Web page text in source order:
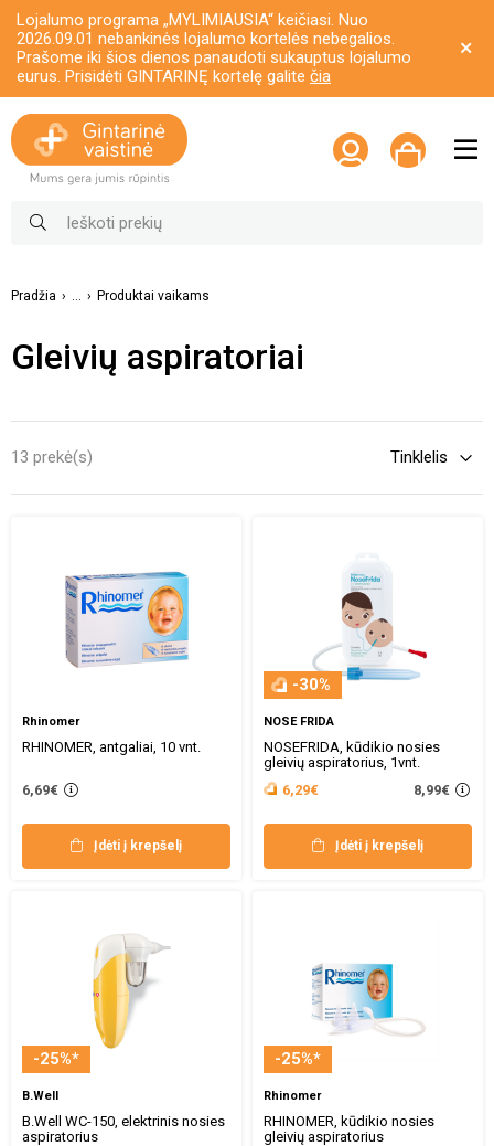
Lojalumo programa „MYLIMIAUSIA“ keičiasi. Nuo
2026.09.01 nebankinės lojalumo kortelės nebegalios.
Prašome iki šios dienos panaudoti sukauptus lojalumo
eurus. Prisidėti GINTARINĘ kortelę galite čia
Pradžia ... Produktai vaikams
Gleivių aspiratoriai
13 prekė(s)
Rhinomer
RHINOMER, antgaliai, 10 vnt.
6,69€
Įdėti į krepšelį
-30%
NOSE FRIDA
NOSEFRIDA, kūdikio nosies
gleivių aspiratorius, 1vnt.
6,29€
8,99€
Įdėti į krepšelį
-25%*
B.Well
B.Well WC-150, elektrinis nosies
aspiratorius
-25%*
Rhinomer
RHINOMER, kūdikio nosies
gleivių aspiratorius